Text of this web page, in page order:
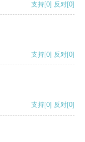
支持[0] 反对[0]
支持[0] 反对[0]
支持[0] 反对[0]